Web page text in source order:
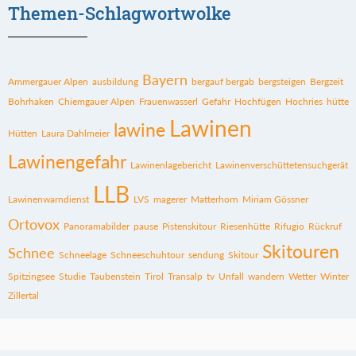
Themen-Schlagwortwolke
Ammergauer Alpen ausbildung Bayern bergauf bergab bergsteigen Bergzeit
Bohrhaken Chiemgauer Alpen Frauenwasserl Gefahr Hochfügen Hochries hütte
Hütten Laura Dahlmeier lawine Lawinen
Lawinengefahr Lawinenlagebericht Lawinenverschüttetensuchgerät
Lawinenwarndienst LLB LVS magerer Matterhorn Miriam Gössner
Ortovox Panoramabilder pause Pistenskitour Riesenhütte Rifugio Rückruf
Schnee Schneelage Schneeschuhtour sendung Skitour Skitouren
Spitzingsee Studie Taubenstein Tirol Transalp tv Unfall wandern Wetter Winter
Zillertal